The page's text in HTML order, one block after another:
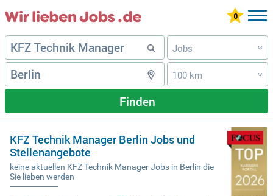
Jobs »
100 km »
Finden
KFZ Technik Manager Berlin Jobs und
Stellenangebote
keine aktuellen KFZ Technik Manager Jobs in Berlin die
Sie lieben werden